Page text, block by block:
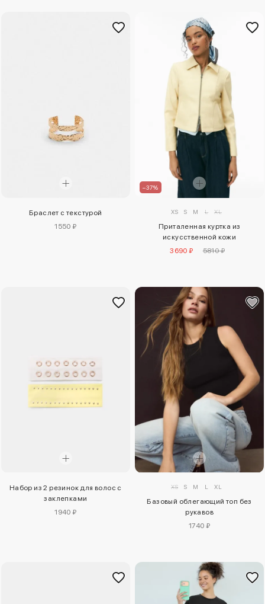
Браслет с текстурой
1550 ₽
–37%
XS S M L XL
Приталенная куртка из
искусственной кожи
3690 ₽
5810 ₽
Набор из 2 резинок для волос с
заклепками
1940 ₽
XS S M L XL
Базовый облегающий топ без
рукавов
1740 ₽